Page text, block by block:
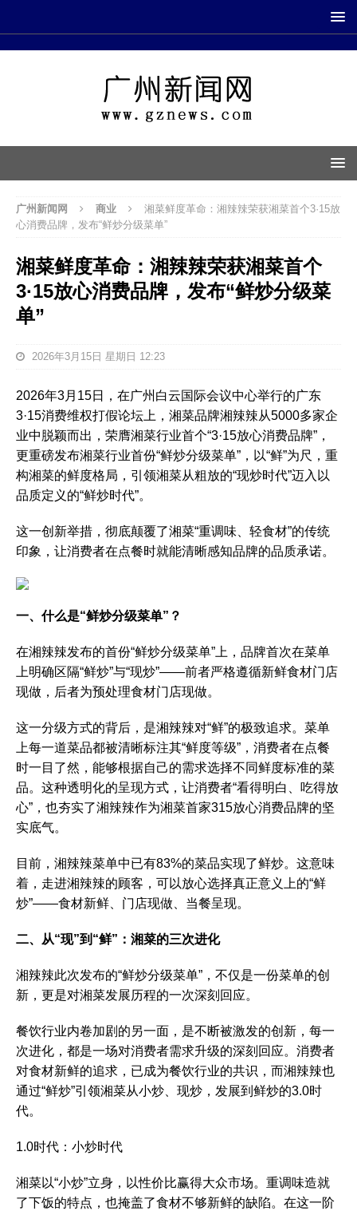
广州新闻网 商业
湘菜鲜度革命：湘辣辣荣获湘菜首个3·15放
心消费品牌，发布“鲜炒分级菜单”
湘菜鲜度革命：湘辣辣荣获湘菜首个
3·15放心消费品牌，发布“鲜炒分级菜
单”
2026年3月15日 星期日 12:23
2026年3月15日，在广州白云国际会议中心举行的广东
3·15消费维权打假论坛上，湘菜品牌湘辣辣从5000多家企
业中脱颖而出，荣膺湘菜行业首个“3·15放心消费品牌”，
更重磅发布湘菜行业首份“鲜炒分级菜单”，以“鲜”为尺，重
构湘菜的鲜度格局，引领湘菜从粗放的“现炒时代”迈入以
品质定义的“鲜炒时代”。
这一创新举措，彻底颠覆了湘菜“重调味、轻食材”的传统
印象，让消费者在点餐时就能清晰感知品牌的品质承诺。
一、什么是“鲜炒分级菜单”？
在湘辣辣发布的首份“鲜炒分级菜单”上，品牌首次在菜单
上明确区隔“鲜炒”与“现炒”——前者严格遵循新鲜食材门店
现做，后者为预处理食材门店现做。
这一分级方式的背后，是湘辣辣对“鲜”的极致追求。菜单
上每一道菜品都被清晰标注其“鲜度等级”，消费者在点餐
时一目了然，能够根据自己的需求选择不同鲜度标准的菜
品。这种透明化的呈现方式，让消费者“看得明白、吃得放
心”，也夯实了湘辣辣作为湘菜首家315放心消费品牌的坚
实底气。
目前，湘辣辣菜单中已有83%的菜品实现了鲜炒。这意味
着，走进湘辣辣的顾客，可以放心选择真正意义上的“鲜
炒”——食材新鲜、门店现做、当餐呈现。
二、从“现”到“鲜”：湘菜的三次进化
湘辣辣此次发布的“鲜炒分级菜单”，不仅是一份菜单的创
新，更是对湘菜发展历程的一次深刻回应。
餐饮行业内卷加剧的另一面，是不断被激发的创新，每一
次进化，都是一场对消费者需求升级的深刻回应。消费者
对食材新鲜的追求，已成为餐饮行业的共识，而湘辣辣也
通过“鲜炒”引领湘菜从小炒、现炒，发展到鲜炒的3.0时
代。
1.0时代：小炒时代
湘菜以“小炒”立身，以性价比赢得大众市场。重调味造就
了下饭的特点，也掩盖了食材不够新鲜的缺陷。在这一阶